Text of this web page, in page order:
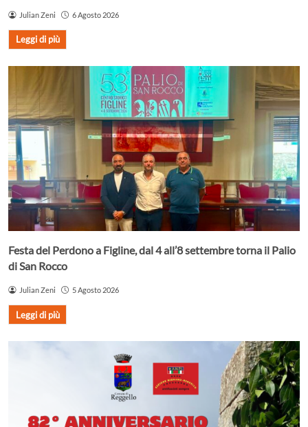
Julian Zeni 6 Agosto 2026
Leggi di più
Festa del Perdono a Figline, dal 4 all’8 settembre torna il Palio
di San Rocco
Julian Zeni 5 Agosto 2026
Leggi di più